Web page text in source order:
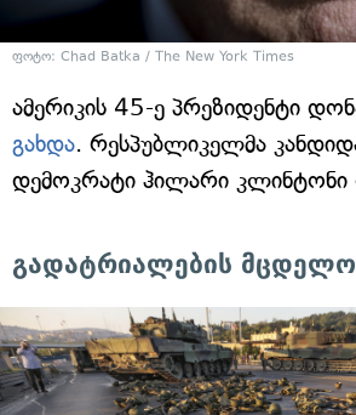
ფოტო: Chad Batka / The New York Times
ამერიკის 45-ე პრეზიდენტი
გახდა. რესპუბლიკელმა
დემოკრატი ჰილარი კლინტონი
გადატრიალების